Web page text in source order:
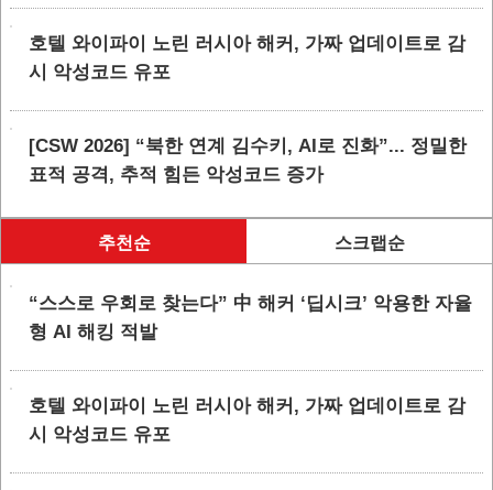
호텔 와이파이 노린 러시아 해커, 가짜 업데이트로 감
시 악성코드 유포
[CSW 2026] “북한 연계 김수키, AI로 진화”... 정밀한
표적 공격, 추적 힘든 악성코드 증가
추천순 스크랩순
“스스로 우회로 찾는다” 中 해커 ‘딥시크’ 악용한 자율
형 AI 해킹 적발
호텔 와이파이 노린 러시아 해커, 가짜 업데이트로 감
시 악성코드 유포